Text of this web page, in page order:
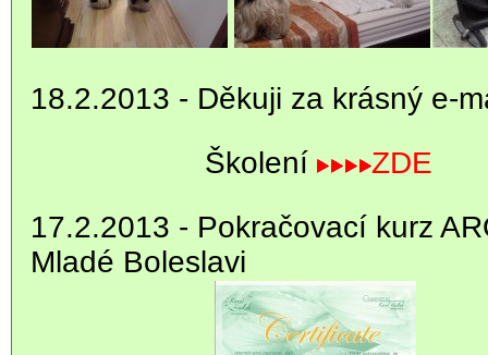
18.2.2013 - Děkuji za krásný e-
Školení
ZDE
17.2.2013 - Pokračovací kurz
Mladé Boleslavi